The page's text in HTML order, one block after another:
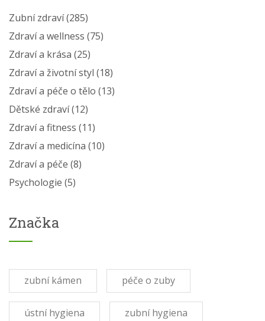
Zubní zdraví(285)
Zdraví a wellness (75)
Zdraví a krása (25)
Zdraví a životní styl (18)
Zdraví a péče o tělo (13)
Dětské zdraví(12)
Zdraví a fitness (11)
Zdraví a medicína (10)
Zdraví a péče (8)
Psychologie (5)
Značka
zubní kámen péče o zuby
ústní hygiena zubní hygiena